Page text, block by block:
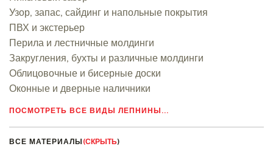
Узор, запас, сайдинг и напольные покрытия
ПВХ и экстерьер
Перила и лестничные молдинги
Закругления, бухты и различные молдинги
Облицовочные и бисерные доски
Оконные и дверные наличники
ПОСМОТРЕТЬ ВСЕ ВИДЫ ЛЕПНИНЫ...
ВСЕ МАТЕРИАЛЫ (СКРЫТЬ)